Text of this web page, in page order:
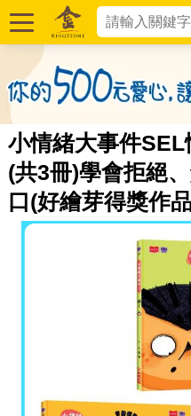
小情緒大事件
(共3冊)學會拒絕
口(好繪芽得獎作